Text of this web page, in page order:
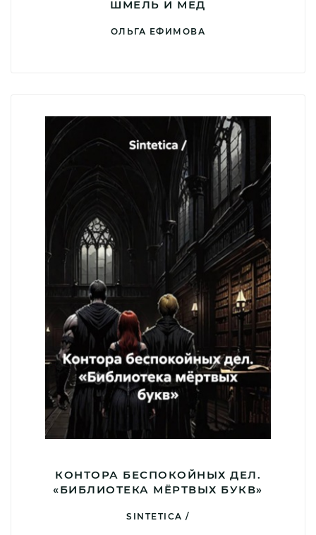
ШМЕЛЬ И МЕД
ОЛЬГА ЕФИМОВА
КОНТОРА БЕСПОКОЙНЫХ ДЕЛ.
«БИБЛИОТЕКА МЁРТВЫХ БУКВ»
SINTETICA /